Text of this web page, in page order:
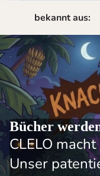
bekannt aus:
Bücher
CLELO
Unser